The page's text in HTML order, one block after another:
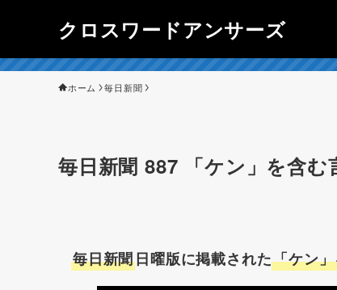
クロスワードアンサーズ
ホーム 毎日新聞
毎日新聞 887 「ケン」を含む
毎日新聞日曜版に掲載された「ケン